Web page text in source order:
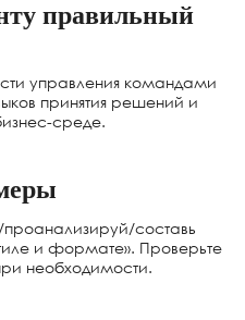
ru/translator
правильный
управления командами
принятия решений и
среде.
составь
и формате». Проверьте
необходимости.